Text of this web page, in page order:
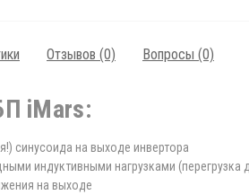
Отзывов (0) Вопросы (0)
iMars:
синусоида на выходе инвертора
индуктивными нагрузками (перегрузка
на выходе